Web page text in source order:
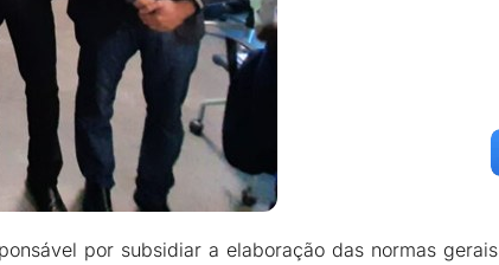
por subsidiar a elaboração das normas gerais